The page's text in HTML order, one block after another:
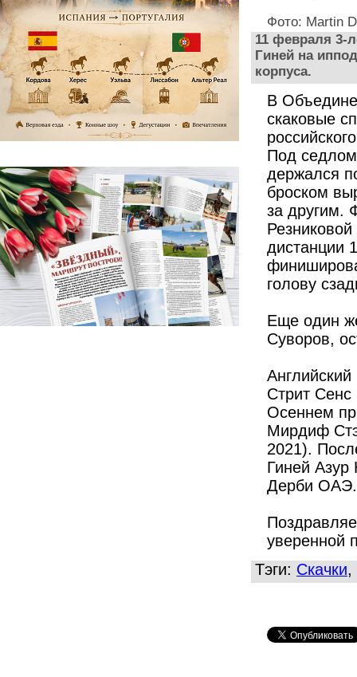
Фото: Martin
11 февраля 3-
Гиней на
корпуса.
В
скаковые
Под
держался
броском
за другим.
дистанции
голову
Еще один
Суворов,
Стрит
Осеннем
Мирдиф
2021).
Гиней Азур
Дерби ОАЭ.
уверенной
Тэги: Скачки,